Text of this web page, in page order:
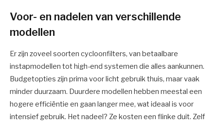
Voor- en nadelen van verschillende
modellen
Er zijn zoveel soorten cycloonfilters, van betaalbare
instapmodellen tot high-end systemen die alles aankunnen.
Budgetopties zijn prima voor licht gebruik thuis, maar vaak
minder duurzaam. Duurdere modellen hebben meestal een
hogere efficiëntie en gaan langer mee, wat ideaal is voor
intensief gebruik. Het nadeel? Ze kosten een flinke duit. Zelf